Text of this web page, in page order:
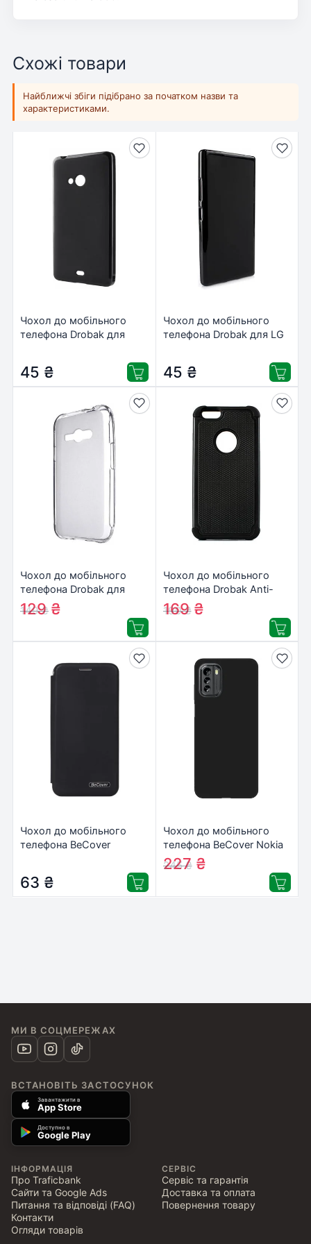
Схожі товари
Найближчі збіги підібрано за початком назви та
характеристиками.
Чохол до мобільного
телефона Drobak для
(Nokia) (Black) (215627)
45 ₴
Чохол до мобільного
телефона Drobak для LG
45 ₴
Чохол до мобільного
телефона Drobak для
Samsung Galaxy J1 Ace
J110H/DS (White Clear)
149₴
129₴
Чохол до мобільного
телефона Drobak Anti-
Shock для Apple Iphone 6
Plus (Black) (210292)
190₴
169₴
Чохол до мобільного
телефона BeCover
63 ₴
Чохол до мобільного
телефона BeCover Nokia
G22 Black (708975)
245₴
227 ₴
МИ В СОЦМЕРЕЖАХ
ВСТАНОВІТЬ ЗАСТОСУНОК
Завантажити в
App Store
Доступно в
Google Play
ІНФОРМАЦІЯ
Про Traficbank
Сайти та Google Ads
Питання та відповіді (FAQ)
Контакти
Огляди товарів
СЕРВІС
Сервіс та гарантія
Доставка та оплата
Повернення товару